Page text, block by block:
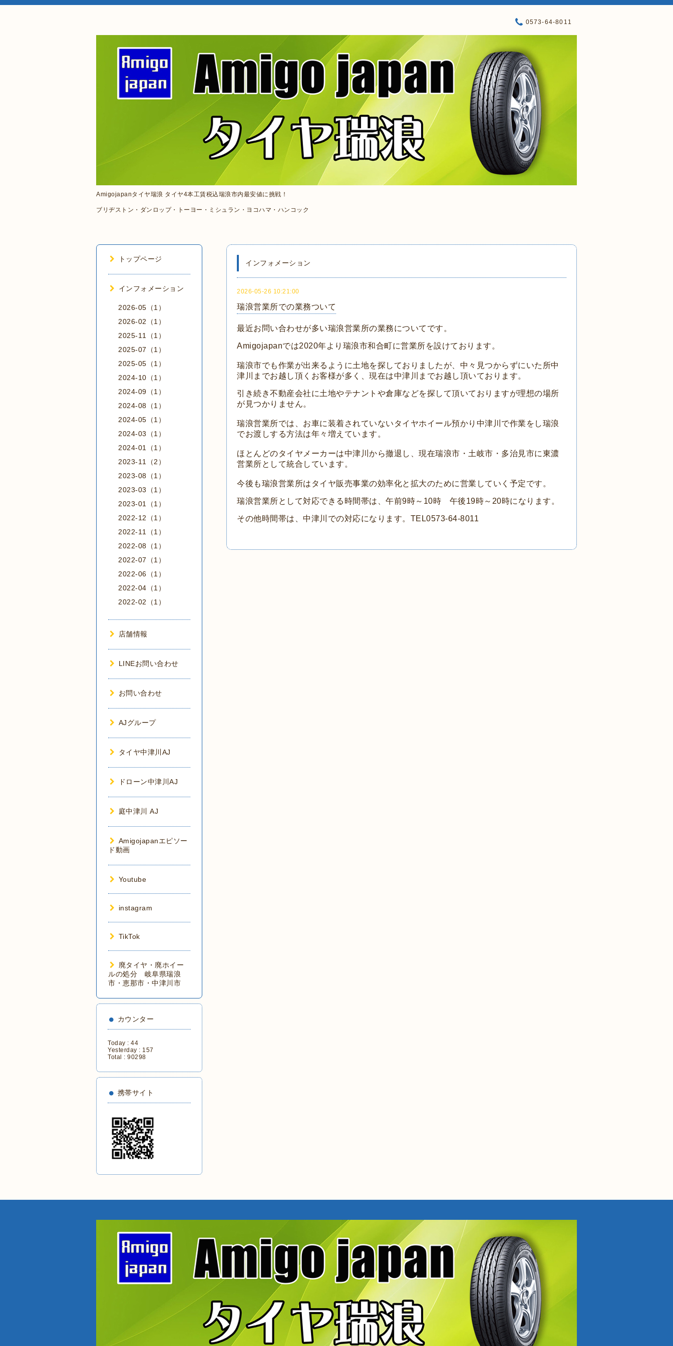
Amigojapanタイヤ瑞浪 タイヤ4本工賃税込瑞浪市内最安値に挑戦！
ブリヂストン・ダンロップ・トーヨー・ミシュラン・ヨコハマ・ハンコック
0573-64-8011
インフォメーション
2026-05-26 10:21:00
瑞浪営業所での業務ついて
最近お問い合わせが多い瑞浪営業所の業務についてです。
Amigojapanでは2020年より瑞浪市和合町に営業所を設けております。
瑞浪市でも作業が出来るように土地を探しておりましたが、中々見つからずにいた所中
津川までお越し頂くお客様が多く、現在は中津川までお越し頂いております。
引き続き不動産会社に土地やテナントや倉庫などを探して頂いておりますが理想の場所
が見つかりません。
瑞浪営業所では、お車に装着されていないタイヤホイール預かり中津川で作業をし瑞浪
でお渡しする方法は年々増えています。
ほとんどのタイヤメーカーは中津川から撤退し、現在瑞浪市・土岐市・多治見市に東濃
営業所として統合しています。
今後も瑞浪営業所はタイヤ販売事業の効率化と拡大のために営業していく予定です。
瑞浪営業所として対応できる時間帯は、午前9時～10時 午後19時～20時になります。
その他時間帯は、中津川での対応になります。TEL0573-64-8011
トップページ
インフォメーション
2026-05（1）
2026-02（1）
2025-11（1）
2025-07（1）
2025-05（1）
2024-10（1）
2024-09（1）
2024-08（1）
2024-05（1）
2024-03（1）
2024-01（1）
2023-11（2）
2023-08（1）
2023-03（1）
2023-01（1）
2022-12（1）
2022-11（1）
2022-08（1）
2022-07（1）
2022-06（1）
2022-04（1）
2022-02（1）
店舗情報
LINEお問い合わせ
お問い合わせ
AJグループ
タイヤ中津川AJ
ドローン中津川AJ
庭中津川 AJ
Amigojapanエピソー
ド動画
Youtube
instagram
TikTok
廃タイヤ・廃ホイー
ルの処分 岐阜県瑞浪
市・恵那市・中津川市
カウンター
Today : 44
Yesterday : 157
Total : 90298
携帯サイト